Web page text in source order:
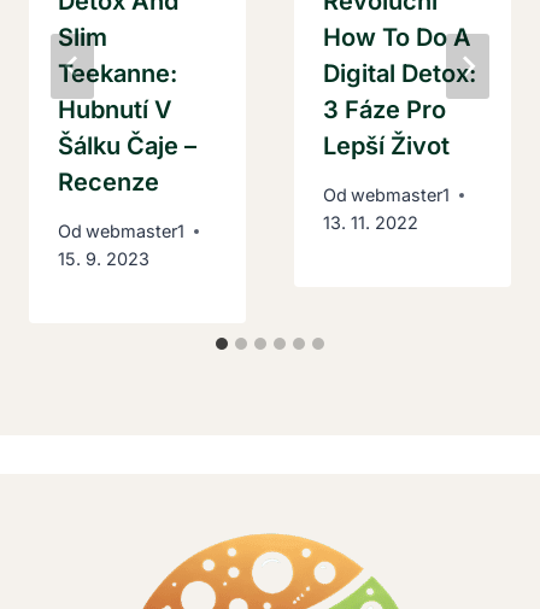
Slim
Teekanne:
Hubnutí V
Šálku Čaje –
Recenze
Od webmaster1
15. 9. 2023
How To Do A
Digital Detox:
3 Fáze Pro
Lepší Život
Od webmaster1
13. 11. 2022